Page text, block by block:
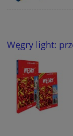
Węgry light: